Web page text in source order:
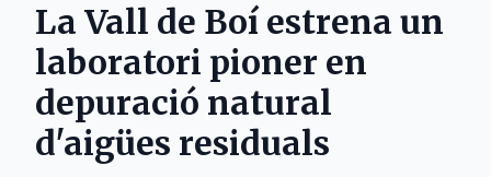
La Vall de Boí estrena un
laboratori pioner en
depuració natural
d'aigües residuals